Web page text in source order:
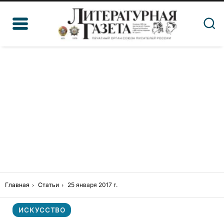
Главная Статьи 25 января 2017 г.
ИСКУССТВО